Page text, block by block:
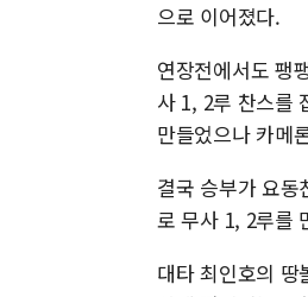
으로 이어졌다.
연장전에서도 팽
사 1, 2루 찬스를
만들었으나 카메
결국 승부가 요
로 무사 1, 2루를
대타 최인호의